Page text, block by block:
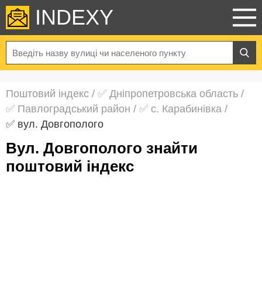
INDEXY
Поштовий індекс / ✅ Дніпропетровська область /
✅ Павлоградський район / ✅ с. Карабинівка /
✅ вул. Довгополого
вул. Довгополого знайти
поштовий індекс